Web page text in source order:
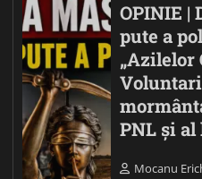
OPINIE |
pute a
„Azilelor
PNL și
Mocanu